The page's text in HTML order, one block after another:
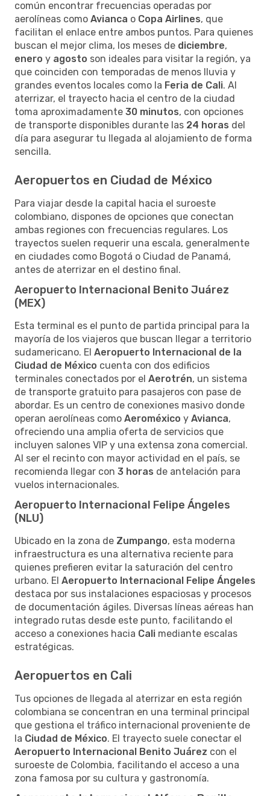
común encontrar frecuencias operadas por
aerolíneas como Avianca o Copa Airlines, que
facilitan el enlace entre ambos puntos. Para quienes
buscan el mejor clima, los meses de diciembre,
enero y agosto son ideales para visitar la región, ya
que coinciden con temporadas de menos lluvia y
grandes eventos locales como la Feria de Cali. Al
aterrizar, el trayecto hacia el centro de la ciudad
toma aproximadamente 30 minutos, con opciones
de transporte disponibles durante las 24 horas del
día para asegurar tu llegada al alojamiento de forma
sencilla.
Aeropuertos en Ciudad de México
Para viajar desde la capital hacia el suroeste
colombiano, dispones de opciones que conectan
ambas regiones con frecuencias regulares. Los
trayectos suelen requerir una escala, generalmente
en ciudades como Bogotá o Ciudad de Panamá,
antes de aterrizar en el destino final.
Aeropuerto Internacional Benito Juárez
(MEX)
Esta terminal es el punto de partida principal para la
mayoría de los viajeros que buscan llegar a territorio
sudamericano. El Aeropuerto Internacional de la
Ciudad de México cuenta con dos edificios
terminales conectados por el Aerotrén, un sistema
de transporte gratuito para pasajeros con pase de
abordar. Es un centro de conexiones masivo donde
operan aerolíneas como Aeroméxico y Avianca,
ofreciendo una amplia oferta de servicios que
incluyen salones VIP y una extensa zona comercial.
Al ser el recinto con mayor actividad en el país, se
recomienda llegar con 3 horas de antelación para
vuelos internacionales.
Aeropuerto Internacional Felipe Ángeles
(NLU)
Ubicado en la zona de Zumpango, esta moderna
infraestructura es una alternativa reciente para
quienes prefieren evitar la saturación del centro
urbano. El Aeropuerto Internacional Felipe Ángeles
destaca por sus instalaciones espaciosas y procesos
de documentación ágiles. Diversas líneas aéreas han
integrado rutas desde este punto, facilitando el
acceso a conexiones hacia Cali mediante escalas
estratégicas.
Aeropuertos en Cali
Tus opciones de llegada al aterrizar en esta región
colombiana se concentran en una terminal principal
que gestiona el tráfico internacional proveniente de
la Ciudad de México. El trayecto suele conectar el
Aeropuerto Internacional Benito Juárez con el
suroeste de Colombia, facilitando el acceso a una
zona famosa por su cultura y gastronomía.